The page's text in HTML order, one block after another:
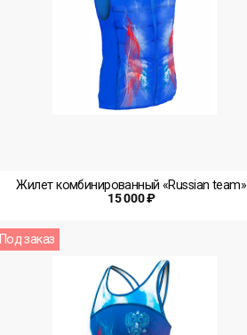
Жилет комбинированный «Russian team»
15 000 ₽
Под заказ